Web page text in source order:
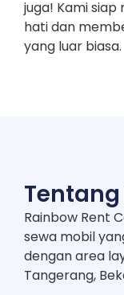
juga! Kami
hati dan
yang luar biasa.
Rainbow Rent
sewa mobil
dengan area
Tangerang,